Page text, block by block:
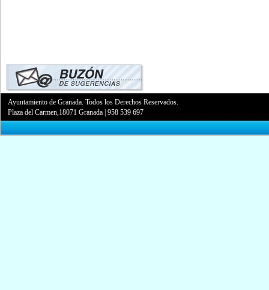
Ayuntamiento de Granada. Todos los Derechos Reservados.
Plaza del Carmen,18071 Granada |958 539 697